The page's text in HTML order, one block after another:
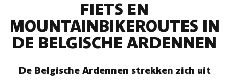
FIETS EN
MOUNTAINBIKEROUTES IN
DE BELGISCHE ARDENNEN
De Belgische Ardennen strekken zich uit